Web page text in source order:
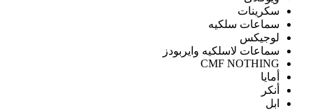
سكرينات
سماعات سلكيه
لوجيكس
سماعات لاسلكيه وايربودز
CMF NOTHING
أمايا
أنكر
ابل